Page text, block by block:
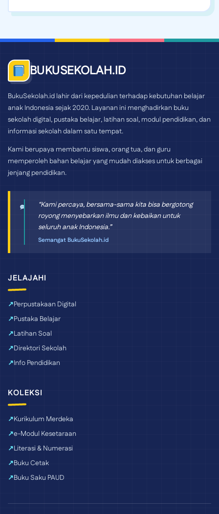
BUKUSEKOLAH.ID
BukuSekolah.id lahir dari kepedulian terhadap kebutuhan belajar
anak Indonesia sejak 2020. Layanan ini menghadirkan buku
sekolah digital, pustaka belajar, latihan soal, modul pendidikan, dan
informasi sekolah dalam satu tempat.
Kami berupaya membantu siswa, orang tua, dan guru
memperoleh bahan belajar yang mudah diakses untuk berbagai
jenjang pendidikan.
“Kami percaya, bersama-sama kita bisa bergotong
royong menyebarkan ilmu dan kebaikan untuk
seluruh anak Indonesia.”
Semangat BukuSekolah.id
JELAJAHI
Perpustakaan Digital
Pustaka Belajar
Latihan Soal
Direktori Sekolah
Info Pendidikan
KOLEKSI
Kurikulum Merdeka
e-Modul Kesetaraan
Literasi & Numerasi
Buku Cetak
Buku Saku PAUD